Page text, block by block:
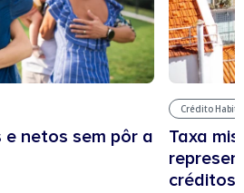
netos sem pôr a
Crédito
Taxa
créditos